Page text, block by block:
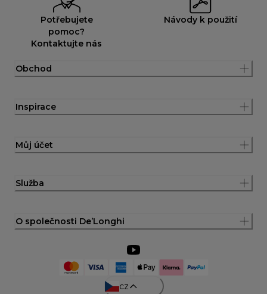
Potřebujete
pomoc?
Kontaktujte nás
Návody k použití
Obchod
Inspirace
Můj účet
Služba
O společnosti De’Longhi
cz